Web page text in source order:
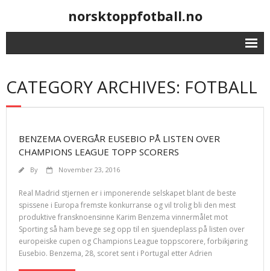
norsktoppfotball.no
CATEGORY ARCHIVES: FOTBALL
BENZEMA OVERGÅR EUSEBIO PÅ LISTEN OVER
CHAMPIONS LEAGUE TOPP SCORERS
By November 23, 2016
Real Madrid stjernen er i imponerende selskapet blant de beste
spissene i Europa fremste konkurranse og vil trolig bli den mest
produktive fransknoensinne Karim Benzema vinnermålet mot
Sporting så ham bevege seg opp til en sjuendeplass på listen over
europeiske cupen og Champions League toppscorere, forbikjøring
Eusebio. Benzema, 28, scoret sent i Portugal etter Adrien